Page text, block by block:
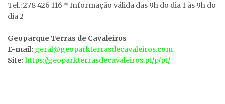
Tel.: 278 426 116 * Informação válida das 9h do dia 1 às 9h do
dia 2
Geoparque Terras de Cavaleiros
E-mail: geral@geoparkterrasdecavaleiros.com
Site: https://geoparkterrasdecavaleiros.pt/p/pt/